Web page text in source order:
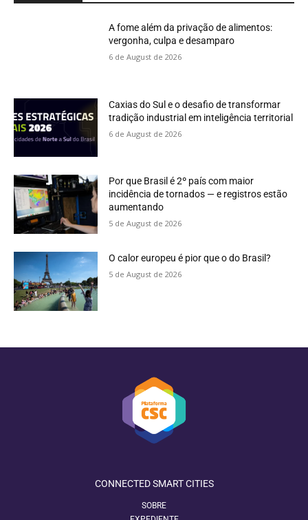
A fome além da privação de alimentos:
vergonha, culpa e desamparo
6 de August de 2026
Caxias do Sul e o desafio de transformar
tradição industrial em inteligência territorial
6 de August de 2026
Por que Brasil é 2º país com maior
incidência de tornados — e registros estão
aumentando
5 de August de 2026
O calor europeu é pior que o do Brasil?
5 de August de 2026
CONNECTED SMART CITIES
SOBRE